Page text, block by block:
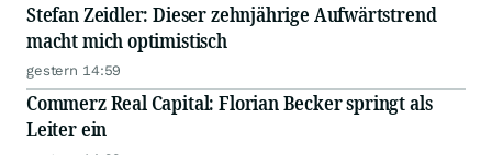
Stefan Zeidler: Dieser zehnjährige Aufwärtstrend
macht mich optimistisch
gestern 14:59
Commerz Real Capital: Florian Becker springt als
Leiter ein